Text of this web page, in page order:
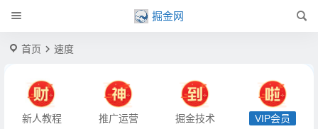
掘金网
首页 速度
新人教程 推广运营 掘金技术 VIP会员